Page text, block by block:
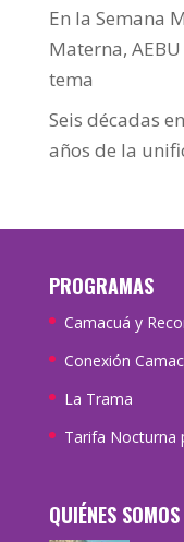
En la Semana
Materna,
tema
Seis décadas
años de la
PROGRAMAS
Camacuá y
Conexión
La Trama
Tarifa Nocturna
QUIÉNES SOMOS